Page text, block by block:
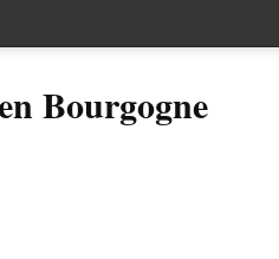
Bourgogne